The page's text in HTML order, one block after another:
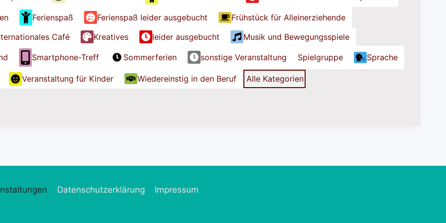
Ferienspaß Ferienspaß leider ausgebucht
Frühstück für Alleinerziehende
Café Kreatives leider ausgebucht Musik und Bewegungsspiele
Smartphone-Treff Sommerferien sonstige Veranstaltung Spielgruppe Sprache
Veranstaltung für Kinder Wiedereinstig in den Beruf
Alle Kategorien
Datenschutzerklärung Impressum